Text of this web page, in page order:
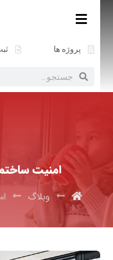
پروژه ها
امنیت
وبلاگ